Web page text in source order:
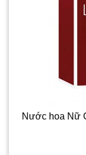
Nước hoa Nữ